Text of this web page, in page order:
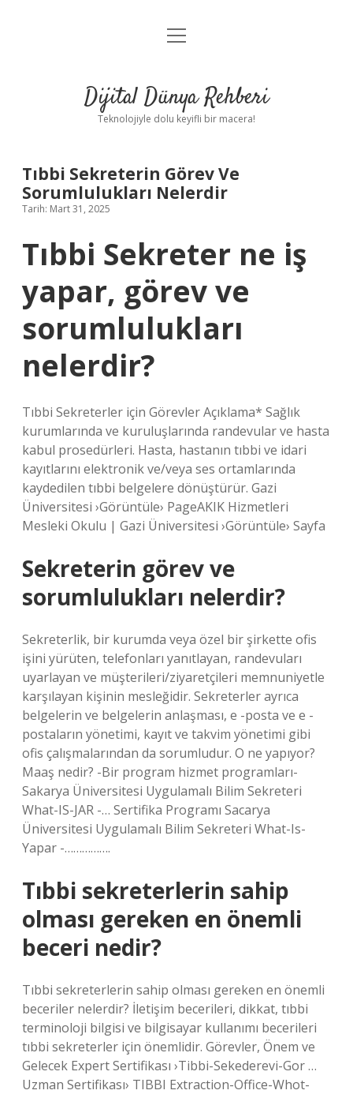
Anasayfa
Yasal Uyarı
menüyü
Dijital Dünya Rehberi
Teknolojiyle dolu keyifli bir macera!
Tıbbi Sekreterin Görev Ve
Sorumlulukları Nelerdir
Tarih: Mart 31, 2025
Tıbbi Sekreter ne iş
yapar, görev ve
sorumlulukları
nelerdir?
Tıbbi Sekreterler için Görevler Açıklama* Sağlık
kurumlarında ve kuruluşlarında randevular ve hasta
kabul prosedürleri. Hasta, hastanın tıbbi ve idari
kayıtlarını elektronik ve/veya ses ortamlarında
kaydedilen tıbbi belgelere dönüştürür. Gazi
Üniversitesi ›Görüntüle› PageAKIK Hizmetleri
Mesleki Okulu | Gazi Üniversitesi ›Görüntüle› Sayfa
Sekreterin görev ve
sorumlulukları nelerdir?
Sekreterlik, bir kurumda veya özel bir şirkette ofis
işini yürüten, telefonları yanıtlayan, randevuları
uyarlayan ve müşterileri/ziyaretçileri memnuniyetle
karşılayan kişinin mesleğidir. Sekreterler ayrıca
belgelerin ve belgelerin anlaşması, e -posta ve e -
postaların yönetimi, kayıt ve takvim yönetimi gibi
ofis çalışmalarından da sorumludur. O ne yapıyor?
Maaş nedir? -Bir program hizmet programları-
Sakarya Üniversitesi Uygulamalı Bilim Sekreteri
What-IS-JAR -… Sertifika Programı Sacarya
Üniversitesi Uygulamalı Bilim Sekreteri What-Is-
Yapar -…………….
Tıbbi sekreterlerin sahip
olması gereken en önemli
beceri nedir?
Tıbbi sekreterlerin sahip olması gereken en önemli
beceriler nelerdir? İletişim becerileri, dikkat, tıbbi
terminoloji bilgisi ve bilgisayar kullanımı becerileri
tıbbi sekreterler için önemlidir. Görevler, Önem ve
Gelecek Expert Sertifikası ›Tibbi-Sekederevi-Gor …
Uzman Sertifikası› TIBBI Extraction-Office-Whot-